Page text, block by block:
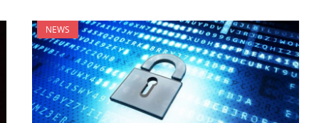
NEWS